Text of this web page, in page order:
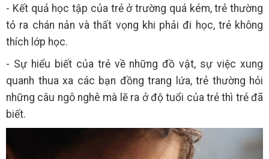
- Kết quả học tập của trẻ ở trường quá kém, trẻ thường
tỏ ra chán nản và thất vọng khi phải đi học, trẻ không
thích lớp học.
- Sự hiểu biết của trẻ về những đồ vật, sự việc xung
quanh thua xa các bạn đồng trang lứa, trẻ thường hỏi
những câu ngô nghê mà lẽ ra ở độ tuổi của trẻ thì trẻ đã
biết.